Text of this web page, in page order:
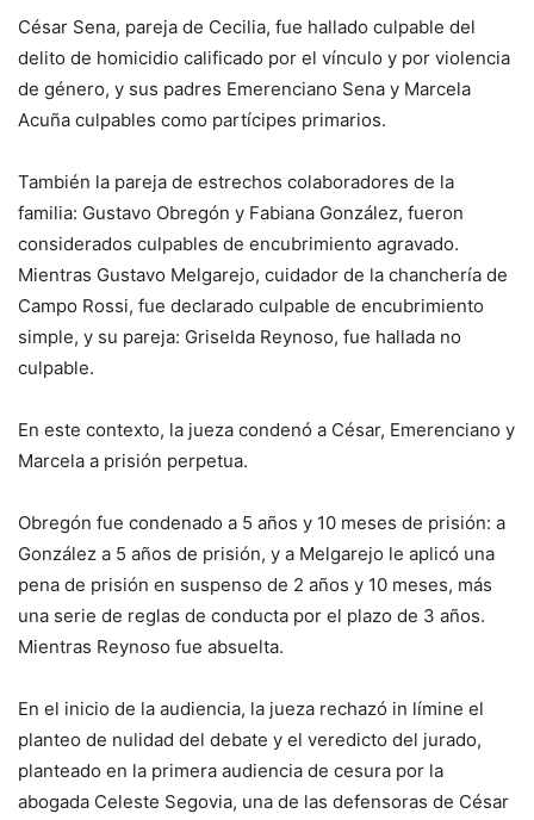
César Sena, pareja de Cecilia, fue hallado culpable del
delito de homicidio calificado por el vínculo y por violencia
de género, y sus padres Emerenciano Sena y Marcela
Acuña culpables como partícipes primarios.
También la pareja de estrechos colaboradores de la
familia: Gustavo Obregón y Fabiana González, fueron
considerados culpables de encubrimiento agravado.
Mientras Gustavo Melgarejo, cuidador de la chanchería de
Campo Rossi, fue declarado culpable de encubrimiento
simple, y su pareja: Griselda Reynoso, fue hallada no
culpable.
En este contexto, la jueza condenó a César, Emerenciano y
Marcela a prisión perpetua.
Obregón fue condenado a 5 años y 10 meses de prisión: a
González a 5 años de prisión, y a Melgarejo le aplicó una
pena de prisión en suspenso de 2 años y 10 meses, más
una serie de reglas de conducta por el plazo de 3 años.
Mientras Reynoso fue absuelta.
En el inicio de la audiencia, la jueza rechazó in límine el
planteo de nulidad del debate y el veredicto del jurado,
planteado en la primera audiencia de cesura por la
abogada Celeste Segovia, una de las defensoras de César